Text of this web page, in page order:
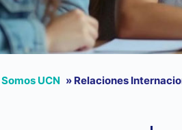
Somos UCN » Relaciones